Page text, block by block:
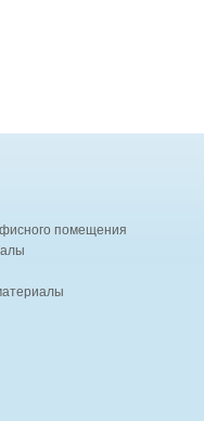
помещения